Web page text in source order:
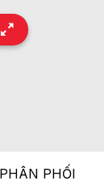
PHỐI